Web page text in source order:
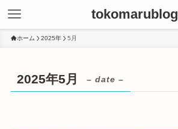
tokomarublog
ホーム 2025年 5月
2025年5月 – date –